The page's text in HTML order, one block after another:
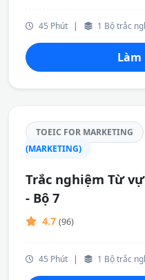
45 Phút | 1 Bộ trắc
Làm
TOEIC FOR MARKETING
(MARKETING)
Trắc nghiệm Từ
- Bộ 7
4.7 (96)
45 Phút | 1 Bộ trắc